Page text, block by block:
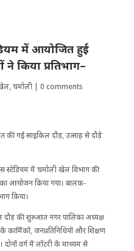
में आयोजित हुई
किया प्रतिभाग–
,चमोली| 0 comments
गई साइकिल दौड़, उत्साह से दौड़े
स्टेडियम में चमोली खेल विभाग की
आयोजन किया गया। बालक-
किया।
दौड़ की शुरुआत नगर पालिका अध्यक्ष
कार्मिकों, जनप्रतिनिधियों और शिक्षण
दोनों वर्ग में लॉटरी के माध्यम से